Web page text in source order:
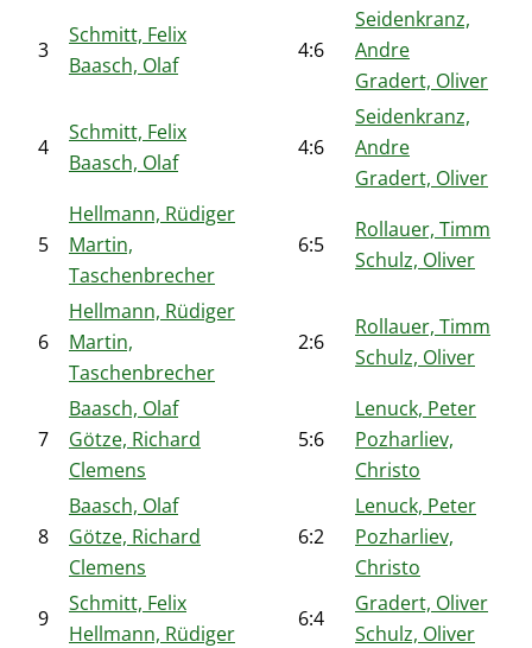
3
Schmitt, Felix
Baasch, Olaf
4:6
Seidenkranz,
Andre
Gradert, Oliver
4
Schmitt, Felix
Baasch, Olaf
4:6
Seidenkranz,
Andre
Gradert, Oliver
5
Hellmann, Rüdiger
Martin,
Taschenbrecher
6:5
Rollauer, Timm
Schulz, Oliver
6
Hellmann, Rüdiger
Martin,
Taschenbrecher
2:6
Rollauer, Timm
Schulz, Oliver
7
Baasch, Olaf
Götze, Richard
Clemens
5:6
Lenuck, Peter
Pozharliev,
Christo
8
Baasch, Olaf
Götze, Richard
Clemens
6:2
Lenuck, Peter
Pozharliev,
Christo
9
Schmitt, Felix
Hellmann, Rüdiger
6:4
Gradert, Oliver
Schulz, Oliver